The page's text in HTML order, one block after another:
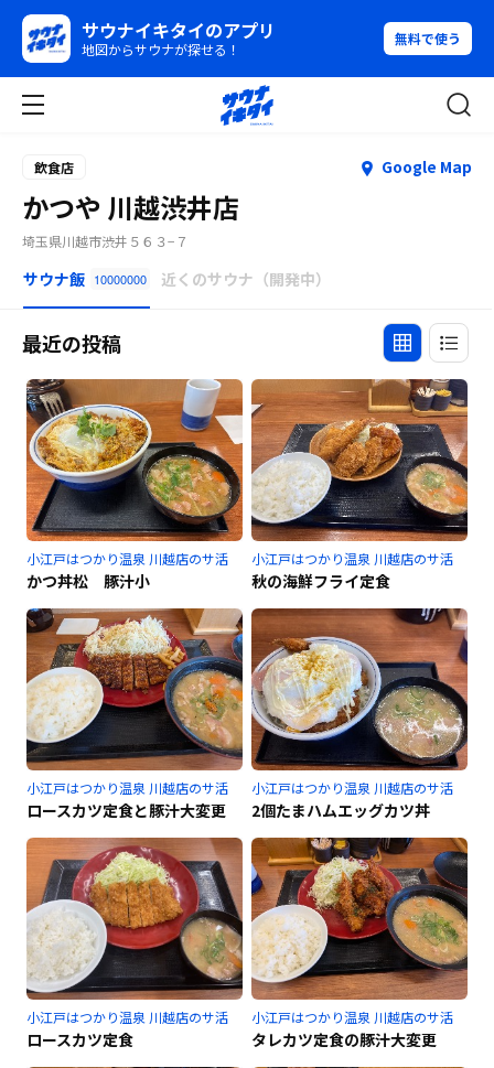
サウナイキタイのアプリ
地図からサウナが探せる！
無料で使う
飲食店 Google Map
かつや 川越渋井店
埼玉県川越市渋井５６３−７
サウナ飯 10000000 近くのサウナ（開発中）
最近の投稿
小江戸はつかり温泉 川越店のサ活
かつ丼松 豚汁小
小江戸はつかり温泉 川越店のサ活
秋の海鮮フライ定食
小江戸はつかり温泉 川越店のサ活
ロースカツ定食と豚汁大変更
小江戸はつかり温泉 川越店のサ活
2個たまハムエッグカツ丼
小江戸はつかり温泉 川越店のサ活
ロースカツ定食
小江戸はつかり温泉 川越店のサ活
タレカツ定食の豚汁大変更